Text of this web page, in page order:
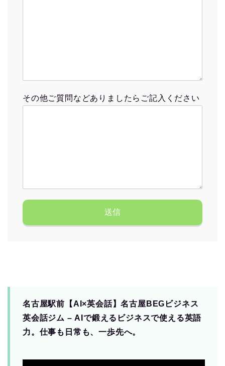
その他ご質問などありましたらご記入ください
名古屋駅前【AI×英会話】名古屋BEGビジネス
英会話ジム – AIで鍛えるビジネスで使える英語
力。仕事も日常も、一歩先へ。